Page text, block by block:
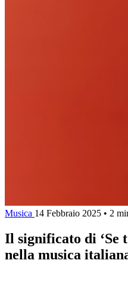
Musica 14 Febbraio 2025 • 2
Il significato di ‘Se
nella musica